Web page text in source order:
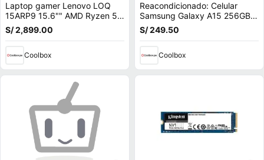
Laptop gamer Lenovo LOQ
15ARP9 15.6"" AMD Ryzen 5-
7235HS, 512GB SSD, 12GB
RAM, GeForce RTX 3050,
S/ 2,899.00
Coolbox
Reacondicionado: Celular
Samsung Galaxy A15 256GB,
8GB RAM, cámara trasera
50MP y frontal 13MP, 6.5"",
S/ 249.50
Coolbox